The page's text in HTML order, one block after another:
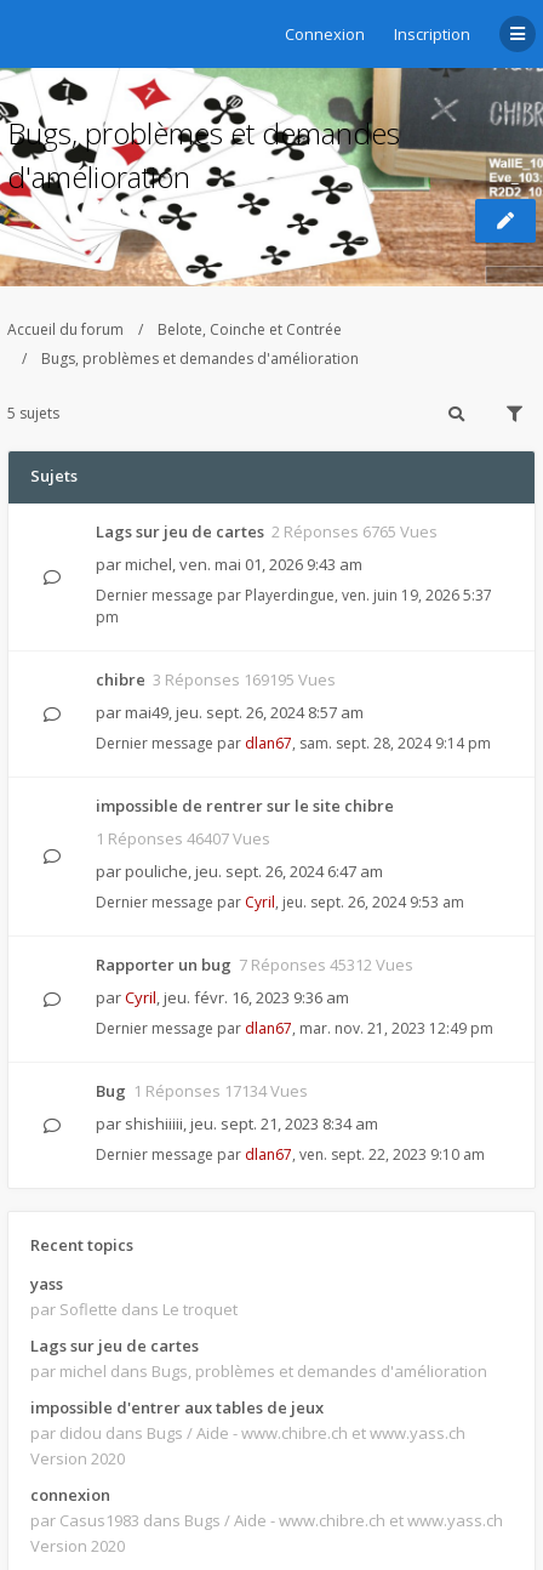
Connexion Inscription
Bugs, problèmes et demandes
d'amélioration
Accueil du forum
Belote, Coinche et Contrée
Bugs, problèmes et demandes d'amélioration
5 sujets
Sujets
Lags sur jeu de cartes 2 Réponses 6765 Vues
par michel,ven. mai 01, 2026 9:43 am
Dernier message par Playerdingue, ven. juin 19, 2026 5:37
pm
chibre 3 Réponses 169195 Vues
par mai49, jeu. sept. 26, 2024 8:57 am
Dernier message par dlan67, sam. sept. 28, 2024 9:14 pm
impossible de rentrer sur le site chibre
1 Réponses 46407 Vues
par pouliche, jeu. sept. 26, 2024 6:47 am
Dernier message par Cyril, jeu. sept. 26, 2024 9:53 am
Rapporter un bug 7 Réponses 45312 Vues
parCyril, jeu. févr. 16, 2023 9:36 am
Dernier message par dlan67, mar. nov. 21, 2023 12:49 pm
Bug 1 Réponses 17134 Vues
par shishiiiii, jeu. sept. 21, 2023 8:34 am
Dernier message par dlan67, ven. sept. 22, 2023 9:10 am
Recent topics
yass
par Soflette dans Le troquet
Lags sur jeu de cartes
par michel dans Bugs, problèmes et demandes d'amélioration
impossible d'entrer aux tables de jeux
par didou dans Bugs / Aide - www.chibre.ch et www.yass.ch
Version 2020
connexion
par Casus1983 dans Bugs / Aide - www.chibre.ch et www.yass.ch
Version 2020